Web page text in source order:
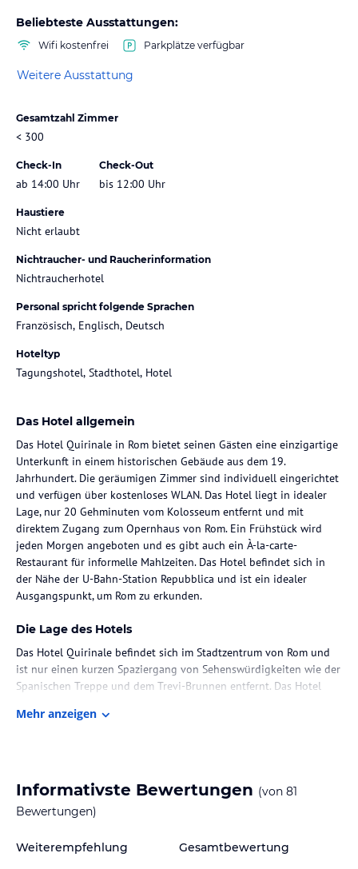
Beliebteste Ausstattungen:
Wifi kostenfrei Parkplätze verfügbar
Weitere Ausstattung
Gesamtzahl Zimmer
< 300
Check-In
ab 14:00 Uhr
Check-Out
bis 12:00 Uhr
Haustiere
Nicht erlaubt
Nichtraucher- und Raucherinformation
Nichtraucherhotel
Personal spricht folgende Sprachen
Französisch, Englisch, Deutsch
Hoteltyp
Tagungshotel, Stadthotel, Hotel
Das Hotel allgemein
Das Hotel Quirinale in Rom bietet seinen Gästen eine einzigartige
Unterkunft in einem historischen Gebäude aus dem 19.
Jahrhundert. Die geräumigen Zimmer sind individuell eingerichtet
und verfügen über kostenloses WLAN. Das Hotel liegt in idealer
Lage, nur 20 Gehminuten vom Kolosseum entfernt und mit
direktem Zugang zum Opernhaus von Rom. Ein Frühstück wird
jeden Morgen angeboten und es gibt auch ein À-la-carte-
Restaurant für informelle Mahlzeiten. Das Hotel befindet sich in
der Nähe der U-Bahn-Station Repubblica und ist ein idealer
Ausgangspunkt, um Rom zu erkunden.
Die Lage des Hotels
Das Hotel Quirinale befindet sich im Stadtzentrum von Rom und
ist nur einen kurzen Spaziergang von Sehenswürdigkeiten wie der
Spanischen Treppe und dem Trevi-Brunnen entfernt. Das Hotel
Bahnhofs Termini. Die zentrale Lage des Hotels macht es zu einem
Die Zimmer im Hotel Quirinale sind geräumig und individuell
eingerichtet. Jedes Zimmer verfügt über klassische Möbel und
Pay-per-View-Kanälen und ein eigenes Bad mit Dusche oder
Mehr anzeigen
Informativste Bewertungen (von 81
Bewertungen)
Weiterempfehlung Gesamtbewertung